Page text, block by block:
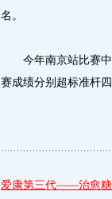
名。
今年南京站比赛中
赛成绩分别超标准杆